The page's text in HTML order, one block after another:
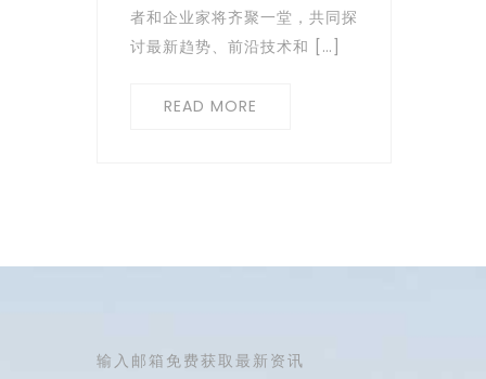
者和企业家将齐聚一堂，共同探
讨最新趋势、前沿技术和 […]
READ MORE
输入邮箱免费获取最新资讯